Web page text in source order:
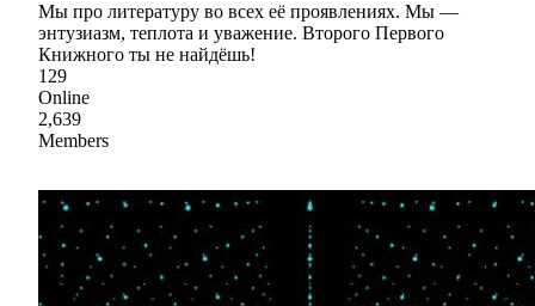
Мы про литературу во всех её проявлениях. Мы —
энтузиазм, теплота и уважение. Второго Первого
Книжного ты не найдёшь!
129
Online
2,639
Members